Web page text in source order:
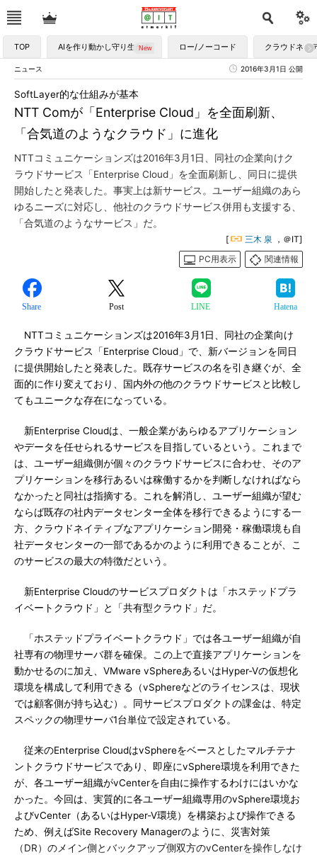
TOP AIを作り動かし守り生かす ロー/ノーコード クラウドネイ
ニュース 2016年3月1日 公開
NTT Comが「Enterprise Cloud」を全面刷新、
「合気道のようなクラウド」に進化
SoftLayer的な仕組みが基本
NTTコミュニケーションズは2016年3月1日、同社の企業向けク
ラウドサービス「Enterprise Cloud」を全面刷新し、同日に提供
開始したと発表した。事実上は新サービス。ユーザー組織のあら
ゆるニーズに対応し、他社のクラウドサービス併用も支援する、
「合気道のようなサービス」だ。
[ 三木 泉 ，＠IT]
PC用表示
関連情報
Share Post LINE Hatena
NTTコミュニケーションズは2016年3月1日、同社の企業向け
クラウドサービス「Enterprise Cloud」で、新バージョンを同日
に提供開始したと発表した。既存サービスの名を引き継ぐが、全
面的に作り変えており、国内外の他のクラウドサービスと比較し
てもユニークな存在になっている。
新Enterprise Cloudは、一般企業があらゆるアプリケーション
やデータを任せられるサービスを目指しているという。これまで
は、ユーザー組織側が個々のクラウドサービスに合わせ、そのア
プリケーションを移行あるいは稼働するかを判断しなければなら
なかったと同社は指摘する。これを解消し、ユーザー組織が望む
ならば既存の社内データセンター全体を移行できるようにする一
方、クラウドネイティブなアプリケーション開発・稼働環境も自
社データセンターの一部であるかのように利用できることが、こ
のサービスの最大の特徴だという。
新Enterprise Cloudのサービスプロダクトは「ホステッドプラ
イベートクラウド」と「共有型クラウド」だ。
「ホステッドプライベートクラウド」では各ユーザー組織が自
社専有の物理サーバ群を確保。この上で直接アプリケーションを
動かせるのに加え、VMware vSphereあるいはHyper-Vの仮想化
環境を構成して利用できる（vSphereなどのライセンスは、現状
では顧客側が持ち込む）。同サービスプロダクトの課金は、特定
スペックの物理サーバ1台単位で設定されている。
従来のEnterprise CloudはvSphereをベースとしたマルチテナ
ントクラウドサービスであり、即座にvSphere環境を利用できた
が、各ユーザー組織がvCenterを自由に操作するわけにはいかな
かった。今回は、実質的に各ユーザー組織専用のvSphere環境お
よびvCenter（あるいはHyper-V環境）を構築および操作できる
ため、例えばSite Recovery Managerのように、災害対策
（DR）のメイン側とバックアップ側双方のvCenterを操作しなけ